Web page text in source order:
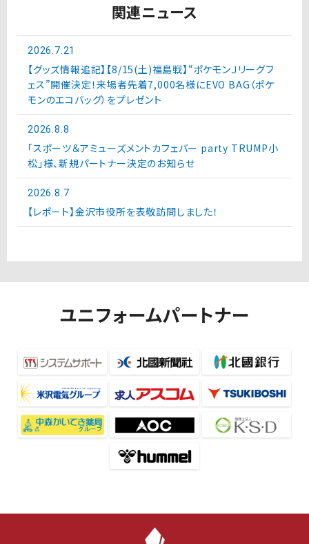
関連ニュース
2026.7.21
【グッズ情報追記】【8/15(土)福島戦】“ポケモンＪリーグフ
ェス”開催決定！来場者先着7,000名様にEVO BAG（ポケ
モンのエコバッグ）をプレゼント
2026.8.8
「スポーツ＆アミューズメントカフェバー party TRUMP小
松」様、新規パートナー決定のお知らせ
2026.8.7
【レポート】金沢市役所を表敬訪問しました！
ユニフォームパートナー